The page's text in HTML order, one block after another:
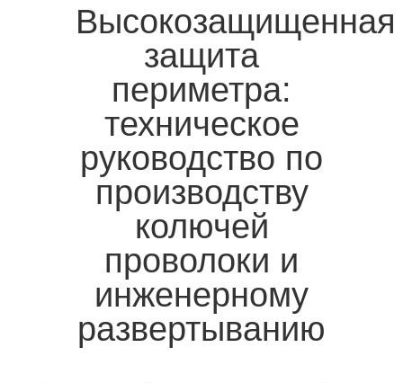
САЙТА
КОНФИДЕНЦИАЛЬНОСТИ
Высокозащищенная
защита
периметра:
техническое
руководство по
производству
колючей
проволоки и
инженерному
развертыванию